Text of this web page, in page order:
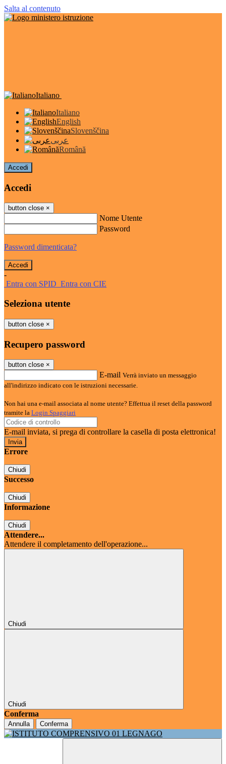
Salta al contenuto
Italiano
Italiano
English
Slovenščina
عربى
Română
Accedi
Accedi
button close ×
Nome Utente
Password
Password dimenticata?
-
Entra con SPID Entra con CIE
Seleziona utente
button close ×
Recupero password
button close ×
E-mail Verrà inviato un messaggio
all'indirizzo indicato con le istruzioni necessarie.
Non hai una e-mail associata al nome utente? Effettua il reset della password
tramite la Login Spaggiari
E-mail inviata, si prega di controllare la casella di posta elettronica!
Errore
Chiudi
Successo
Chiudi
Informazione
Chiudi
Attendere...
Attendere il completamento dell'operazione...
Chiudi
Chiudi
Conferma
Annulla Conferma